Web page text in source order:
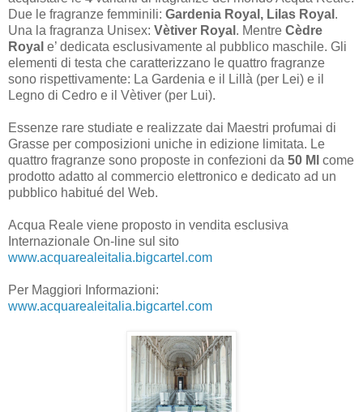
Due le fragranze femminili: Gardenia Royal, Lilas Royal .
Una la fragranza Unisex: Vètiver Royal . Mentre Cèdre
Royal e’ dedicata esclusivamente al pubblico maschile. Gli
elementi di testa che caratterizzano le quattro fragranze
sono rispettivamente: La Gardenia e il Lillà (per Lei) e il
Legno di Cedro e il Vètiver (per Lui).
Essenze rare studiate e realizzate dai Maestri profumai di
Grasse per composizioni uniche in edizione limitata. Le
quattro fragranze sono proposte in confezioni da 50 Ml come
prodotto adatto al commercio elettronico e dedicato ad un
pubblico habitué del Web.
Acqua Reale viene proposto in vendita esclusiva
Internazionale On-line sul sito
www.acquarealeitalia.bigcartel.com
Per Maggiori Informazioni:
www.acquarealeitalia.bigcartel.com